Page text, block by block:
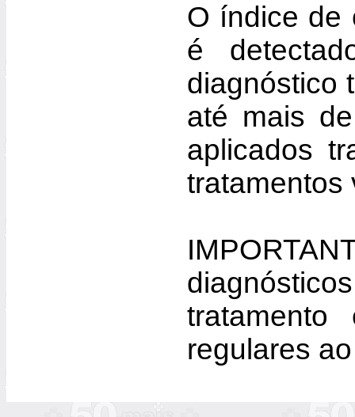
O índice de
é
diagnóstico
até mais
aplicados
tratamentos
regulares